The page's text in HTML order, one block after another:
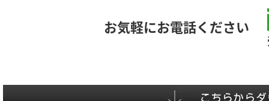
お気軽にお電話ください